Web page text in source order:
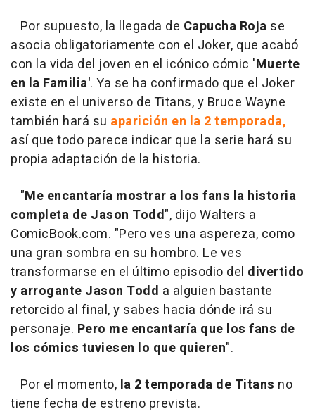
Por supuesto, la llegada de Capucha Roja se
asocia obligatoriamente con el Joker, que acabó
con la vida del joven en el icónico cómic 'Muerte
en la Familia'. Ya se ha confirmado que el Joker
existe en el universo de Titans, y Bruce Wayne
también hará su aparición en la 2 temporada,
así que todo parece indicar que la serie hará su
propia adaptación de la historia.
"Me encantaría mostrar a los fans la historia
completa de Jason Todd", dijo Walters a
ComicBook.com. "Pero ves una aspereza, como
una gran sombra en su hombro. Le ves
transformarse en el último episodio del divertido
y arrogante Jason Todd a alguien bastante
retorcido al final, y sabes hacia dónde irá su
personaje. Pero me encantaría que los fans de
los cómics tuviesen lo que quieren".
Por el momento, la 2 temporada de Titans no
tiene fecha de estreno prevista.